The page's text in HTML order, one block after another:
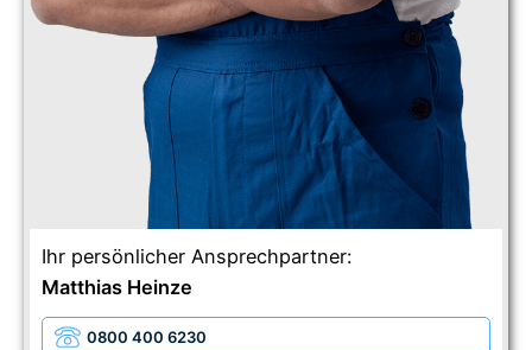
Ihr persönlicher Ansprechpartner:
Matthias Heinze
0800 400 6230